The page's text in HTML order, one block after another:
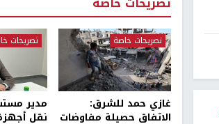
تصريحات خاصة
غازي حمد للشرق:
الاتفاق حصيلة مفاوضات
تصريحات
مدير
نقل